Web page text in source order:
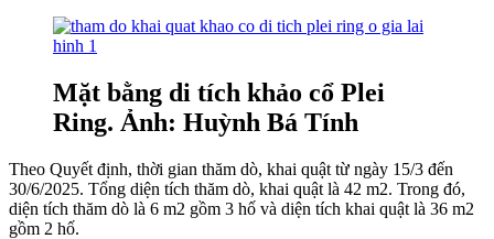
Mặt bằng di tích khảo cổ Plei
Ring. Ảnh: Huỳnh Bá Tính
Theo Quyết định, thời gian thăm dò, khai quật từ ngày 15/3 đến
30/6/2025. Tổng diện tích thăm dò, khai quật là 42 m2. Trong đó,
diện tích thăm dò là 6 m2 gồm 3 hố và diện tích khai quật là 36 m2
gồm 2 hố.